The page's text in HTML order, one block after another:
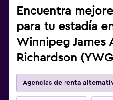
Encuentra
para tu estadía
Winnipeg James
Richardson
Agencias de renta